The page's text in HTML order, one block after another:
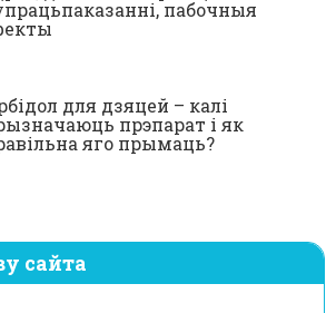
пабочныя
для дзяцей – калі
прэпарат і як
яго прымаць?
сайта